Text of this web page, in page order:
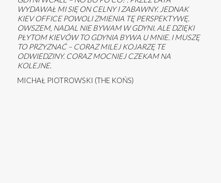
WYDAWAŁ MI SIĘ ON CELNY I ZABAWNY. JEDNAK
KIEV OFFICE POWOLI ZMIENIA TĘ PERSPEKTYWĘ.
OWSZEM, NADAL NIE BYWAM W GDYNI. ALE DZIĘKI
PŁYTOM KIEVÓW TO GDYNIA BYWA U MNIE. I MUSZĘ
TO PRZYZNAĆ – CORAZ MILEJ KOJARZĘ TE
ODWIEDZINY. CORAZ MOCNIEJ CZEKAM NA
KOLEJNE.
MICHAŁ PIOTROWSKI (THE KOŃS)